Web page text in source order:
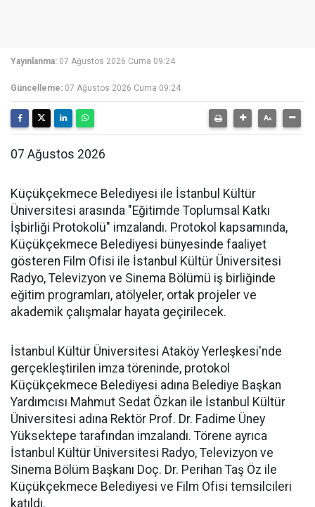
Yayınlanma: 07 Ağustos 2026 Cuma 09:24
Güncelleme: 07 Ağustos 2026 Cuma 09:24
07 Ağustos 2026
Küçükçekmece Belediyesi ile İstanbul Kültür
Üniversitesi arasında "Eğitimde Toplumsal Katkı
İşbirliği Protokolü" imzalandı. Protokol kapsamında,
Küçükçekmece Belediyesi bünyesinde faaliyet
gösteren Film Ofisi ile İstanbul Kültür Üniversitesi
Radyo, Televizyon ve Sinema Bölümü iş birliğinde
eğitim programları, atölyeler, ortak projeler ve
akademik çalışmalar hayata geçirilecek.
İstanbul Kültür Üniversitesi Ataköy Yerleşkesi'nde
gerçekleştirilen imza töreninde, protokol
Küçükçekmece Belediyesi adına Belediye Başkan
Yardımcısı Mahmut Sedat Özkan ile İstanbul Kültür
Üniversitesi adına Rektör Prof. Dr. Fadime Üney
Yüksektepe tarafından imzalandı. Törene ayrıca
İstanbul Kültür Üniversitesi Radyo, Televizyon ve
Sinema Bölüm Başkanı Doç. Dr. Perihan Taş Öz ile
Küçükçekmece Belediyesi ve Film Ofisi temsilcileri
katıldı.